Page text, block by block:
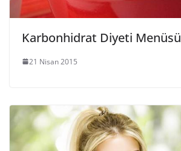
Karbonhidrat Diyeti Menüsü
21 Nisan 2015